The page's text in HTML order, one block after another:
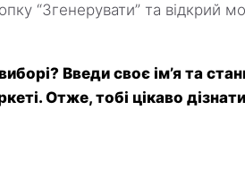
“Згенерувати” та відкрий
Введи своє ім’я та
Отже, тобі цікаво